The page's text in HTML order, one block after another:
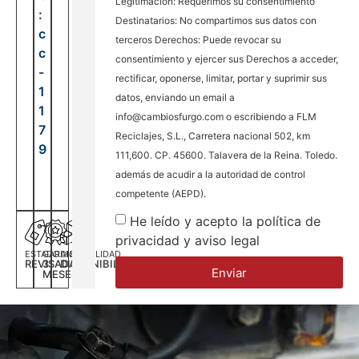
ESTADO
REVISADA
GARANTÍA
3
MESES
DISPONILIDAD
DISPONIBILIDAD
:
c
c
-
1
1
7
9
Destinatarios: No compartimos sus datos con
terceros Derechos: Puede revocar su
consentimiento y ejercer sus Derechos a acceder,
rectificar, oponerse, limitar, portar y suprimir sus
datos, enviando un email a
info@cambiosfurgo.com o escribiendo a FLM
Reciclajes, S.L., Carretera nacional 502, km
111,600. CP. 45600. Talavera de la Reina. Toledo.
además de acudir a la autoridad de control
competente (AEPD).
He leído y acepto la política de
privacidad y aviso legal
Enviar